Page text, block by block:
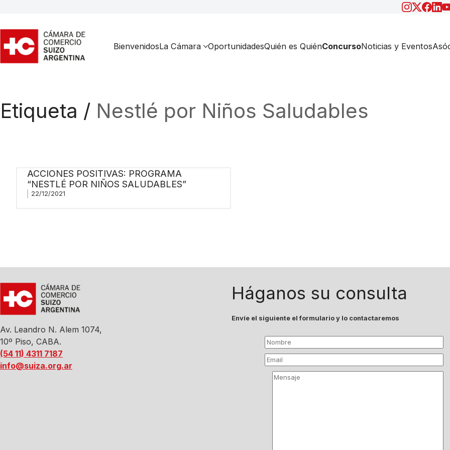
BienvenidosLa Cámara OportunidadesQuién es QuiénConcursoNoticias y Eventos
Etiqueta / Nestlé por Niños Saludables
ACCIONES POSITIVAS: PROGRAMA
“NESTLÉ POR NIÑOS SALUDABLES”
22/12/2021
Av. Leandro N. Alem 1074,
10º Piso, CABA.
(54 11) 4311 7187
info@suiza.org.ar
Háganos su consulta
Envíe el siguiente el formulario y lo contactaremos